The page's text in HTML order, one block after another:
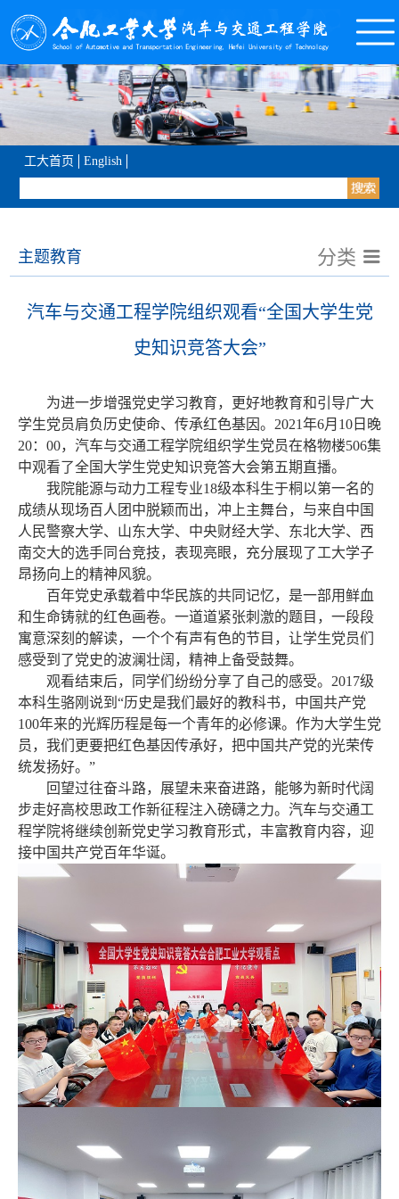
工大首页 English
主题教育 分类
汽车与交通工程学院组织观看“全国大学生党
史知识竞答大会”
为进一步增强党史学习教育，更好地教育和引导广大
学生党员肩负历史使命、传承红色基因。 2021年6月 10日晚
20： 00，汽车与交通工程学院组织学生党员在格物楼506集
中观看了全国大学生党史知识竞答大会第五期直播。
我院能源与动力工程专业18级本科生于桐以第一名的
成绩从现场百人团中脱颖而出，冲上主舞台，与来自中国
人民警察大学、山东大学、中央财经大学、东北大学、西
南交大的选手同台竞技，表现亮眼，充分展现了工大学子
昂扬向上的精神风貌。
百年党史承载着中华民族的共同记忆，是一部用鲜血
和生命铸就的红色画卷。一道道紧张刺激的题目，一段段
寓意深刻的解读，一个个有声有色的节目，让学生党员们
感受到了党史的波澜壮阔，精神上备受鼓舞。
观看结束后，同学们纷纷分享了自己的感受。 2017级
本科生骆刚说到 “历史是我们最好的教科书，中国共产党
100年来的光辉历程是每一个青年的必修课。作为大学生党
员， 我们更要把红色基因传承好，把中国共产党的光荣传
统发扬好。 ”
回望过往奋斗路，展望未来奋进路，能够为新时代阔
步走好高校思政工作新征程注入磅礴之力。汽车与交通工
程学院将继续创新党史学习教育形式，丰富教育内容，迎
接中国共产党百年华诞。